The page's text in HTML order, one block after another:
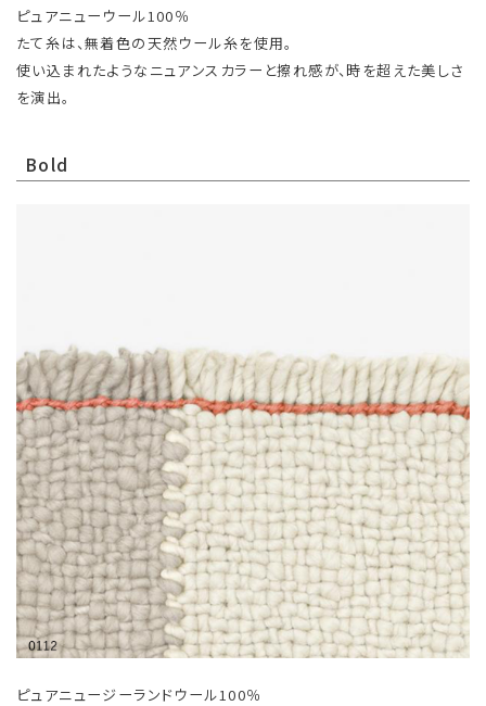
ピュアニューウール100％
たて糸は、無着色の天然ウール糸を使用。
使い込まれたようなニュアンスカラーと擦れ感が、時を超えた美しさ
を演出。
Bold
ピュアニュージーランドウール100％